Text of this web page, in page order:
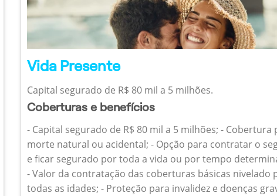
Vida Presente
Capital segurado de R$ 80 mil a 5 milhões.
Coberturas e benefícios
- Capital segurado de R$ 80 mil a 5 milhões; - Cobertura
morte natural ou acidental; - Opção para contratar o
e ficar segurado por toda a vida ou por tempo
- Valor da contratação das coberturas básicas nivelado
todas as idades; - Proteção para invalidez e doenças